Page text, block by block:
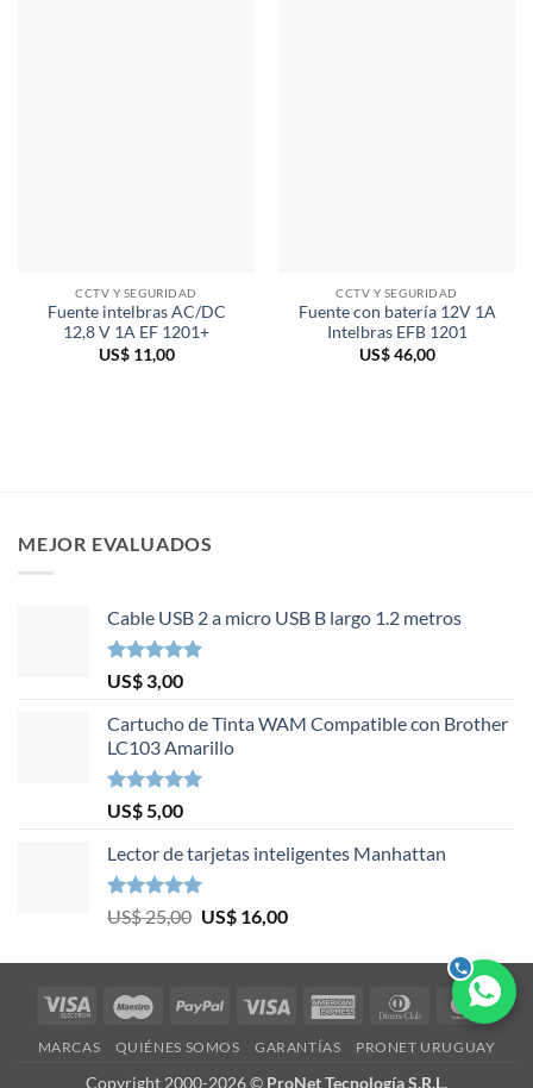
CCTV Y SEGURIDAD
Fuente intelbras AC/DC
12,8 V 1A EF 1201+
US$11,00
CCTV Y SEGURIDAD
Fuente con batería 12V 1A
Intelbras EFB 1201
US$46,00
MEJOR EVALUADOS
Cable USB 2 a micro USB B largo 1.2 metros
Valorado en
5.00
de 5
US$ 3,00
Cartucho de Tinta WAM Compatible con Brother
LC103 Amarillo
Valorado en
5.00
de 5
US$ 5,00
Lector de tarjetas inteligentes Manhattan
Valorado en
5.00
de 5
US$25,00 El
original
US$ 25,00.
US$16,00El
actual
US$ 16,00.
Visa
Maestro PayPal Visa
American
Dinners
MARCAS QUIÉNES SOMOS GARANTÍAS PRONET URUGUAY
Copyright 2000-2026 © ProNet Tecnología S.R.L.